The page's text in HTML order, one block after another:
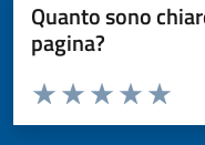
Quanto sono
pagina?
Valuta da 1 a 5 stelle la
Valuta
Valuta 4
Valuta 3 stelle
Valuta 2 stelle su 5
Valuta 1 stelle su 5